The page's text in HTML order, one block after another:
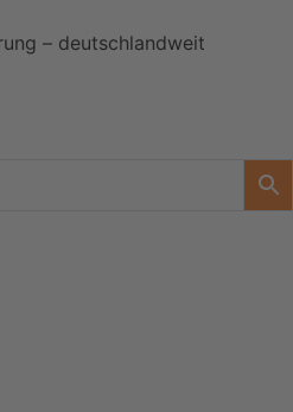
– deutschlandweit